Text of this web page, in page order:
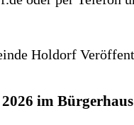
Holdorf
im Bürgerhaus